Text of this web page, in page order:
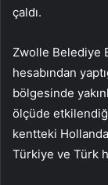
çaldı.
Zwolle Belediye
hesabından
bölgesinde
ölçüde
kentteki
Türkiye ve Türk